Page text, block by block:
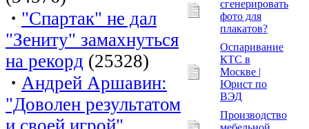
· "Спартак" не дал
"Зениту" замахнуться
на рекорд (25328)
· Андрей Аршавин:
"Доволен результатом
сгенерировать
фото для
плакатов?
Оспаривание
КТС в
Москве |
Юрист по
ВЭД
Производство